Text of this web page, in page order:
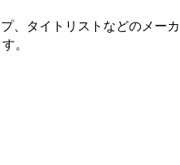
、タイトリストなどのメーカ
。